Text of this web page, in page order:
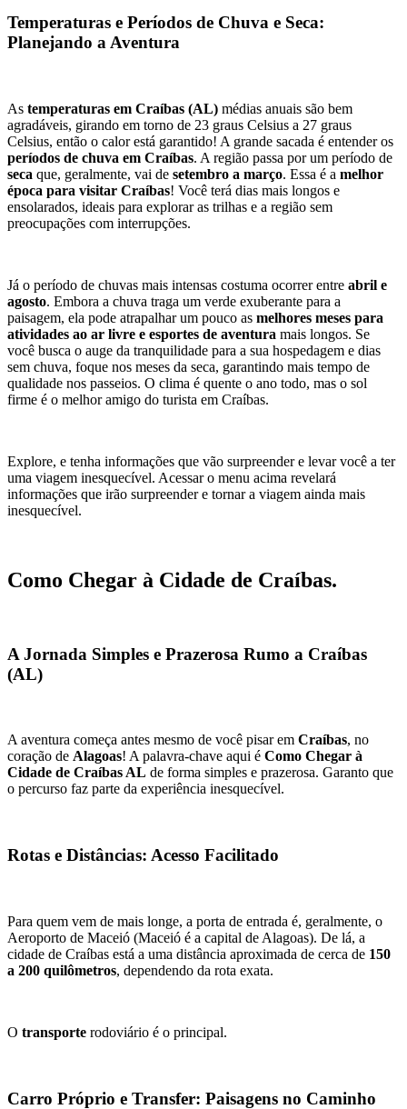
Temperaturas e Períodos de Chuva e Seca:
Planejando a Aventura
As temperaturas em Craíbas (AL) médias anuais são bem
agradáveis, girando em torno de 23 graus Celsius a 27 graus
períodos de chuva em Craíbas
seca que, geralmente, vai de setembro a março. Essa é a melhor
época para visitar Craíbas! Você terá dias mais longos e
ensolarados, ideais para explorar as trilhas e a região sem
preocupações com interrupções.
Já o período de chuvas mais intensas costuma ocorrer entre abril e
agosto. Embora a chuva traga um verde exuberante para a
paisagem, ela pode atrapalhar um pouco as melhores meses para
atividades ao ar livre e esportes de aventura mais longos. Se
você busca o auge da tranquilidade para a sua hospedagem e dias
sem chuva, foque nos meses da seca, garantindo mais tempo de
qualidade nos passeios. O clima é quente o ano todo, mas o sol
firme é o melhor amigo do turista em Craíbas.
Explore, e tenha informações que vão surpreender e levar você a ter
uma viagem inesquecível. Acessar o menu acima revelará
informações que irão surpreender e tornar a viagem ainda mais
inesquecível.
Como Chegar à Cidade de Craíbas.
A Jornada Simples e Prazerosa Rumo a Craíbas
(AL)
A aventura começa antes mesmo de você pisar em Craíbas, no
coração de Alagoas! A palavra-chave aqui é Como Chegar à
Cidade de Craíbas AL de forma simples e prazerosa. Garanto que
o percurso faz parte da experiência inesquecível.
Rotas e Distâncias: Acesso Facilitado
Para quem vem de mais longe, a porta de entrada é, geralmente, o
Aeroporto de Maceió (Maceió é a capital de Alagoas). De lá, a
cidade de Craíbas está a uma distância aproximada de cerca de 150
a 200 quilômetros, dependendo da rota exata.
O transporte rodoviário é o principal.
Carro Próprio e Transfer: Paisagens no Caminho